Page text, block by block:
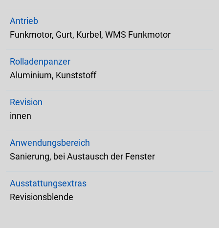
Antrieb
Funkmotor, Gurt, Kurbel, WMS Funkmotor
Rolladenpanzer
Aluminium, Kunststoff
Revision
innen
Anwendungsbereich
Sanierung, bei Austausch der Fenster
Ausstattungsextras
Revisionsblende